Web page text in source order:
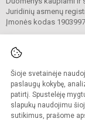
Šioje svetainėje
paslaugų kokybę,
patirtį. Spustelėję
slapukų naudojimu
sutikimus, prašome
Juridinių asmenų
Įmonės kodas
© 2021. Panevėžio
Kopijuoti turinį be
Sumanus